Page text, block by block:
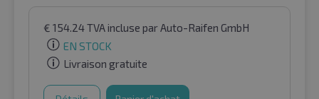
€ 154.24TVA incluse par Auto-Raifen GmbH
EN STOCK
Livraison gratuite